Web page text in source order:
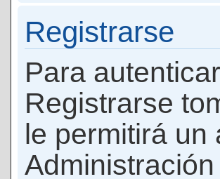
Registrarse
Para
Registrarse
le permitirá un